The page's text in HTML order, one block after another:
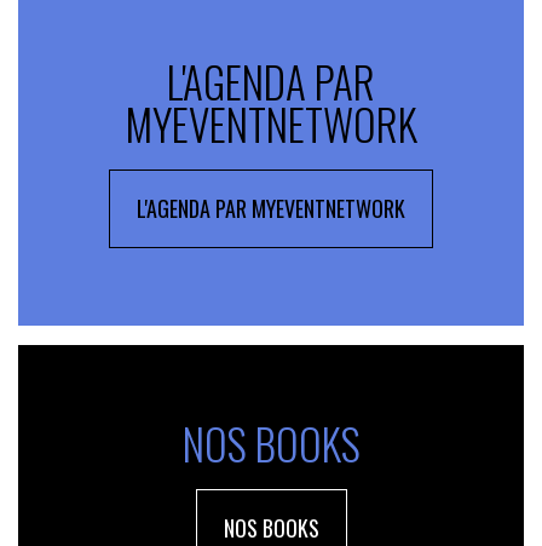
L'AGENDA PAR
MYEVENTNETWORK
L'AGENDA PAR MYEVENTNETWORK
NOS BOOKS
NOS BOOKS